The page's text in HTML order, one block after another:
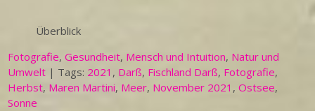
Überblick
Fotografie,Gesundheit, Mensch und Intuition, Natur und
Umwelt | Tags: 2021 , Darß, Fischland Darß, Fotografie,
Herbst, Maren Martini, Meer, November 2021 ,Ostsee,
Sonne